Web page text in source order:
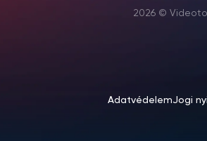
2026 ©
AdatvédelemJogi